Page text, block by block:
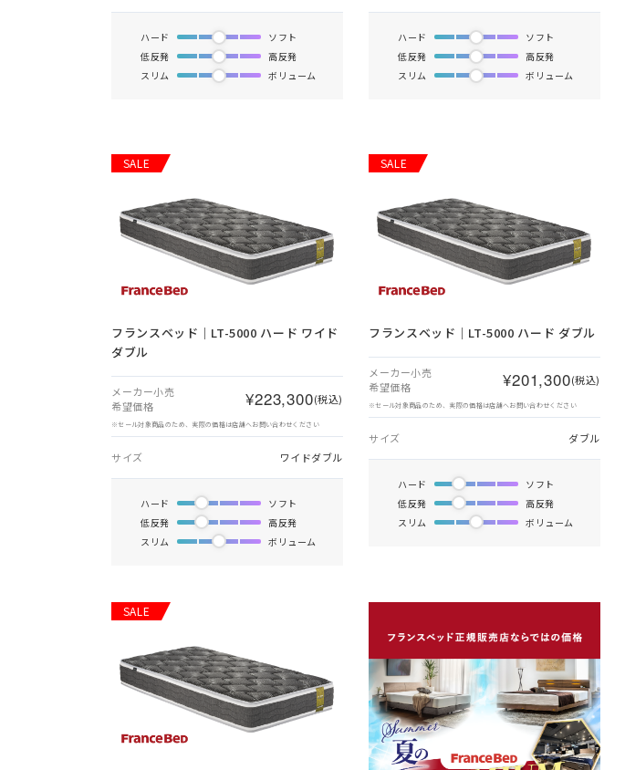
ハード
ソフト
低反発
高反発
スリム
ボリューム
ハード
ソフト
低反発
高反発
スリム
ボリューム
SALE
フランスベッド｜LT-5000 ハード ワイド
ダブル
メーカー小売
希望価格
¥223,300(税込)
※セール対象商品のため、実際の価格は店舗へお問い合わせください
サイズ ワイドダブル
ハード
ソフト
低反発
高反発
スリム
ボリューム
SALE
フランスベッド｜LT-5000 ハード ダブル
メーカー小売
希望価格
¥201,300(税込)
※セール対象商品のため、実際の価格は店舗へお問い合わせください
サイズ ダブル
ハード
ソフト
低反発
高反発
スリム
ボリューム
SALE